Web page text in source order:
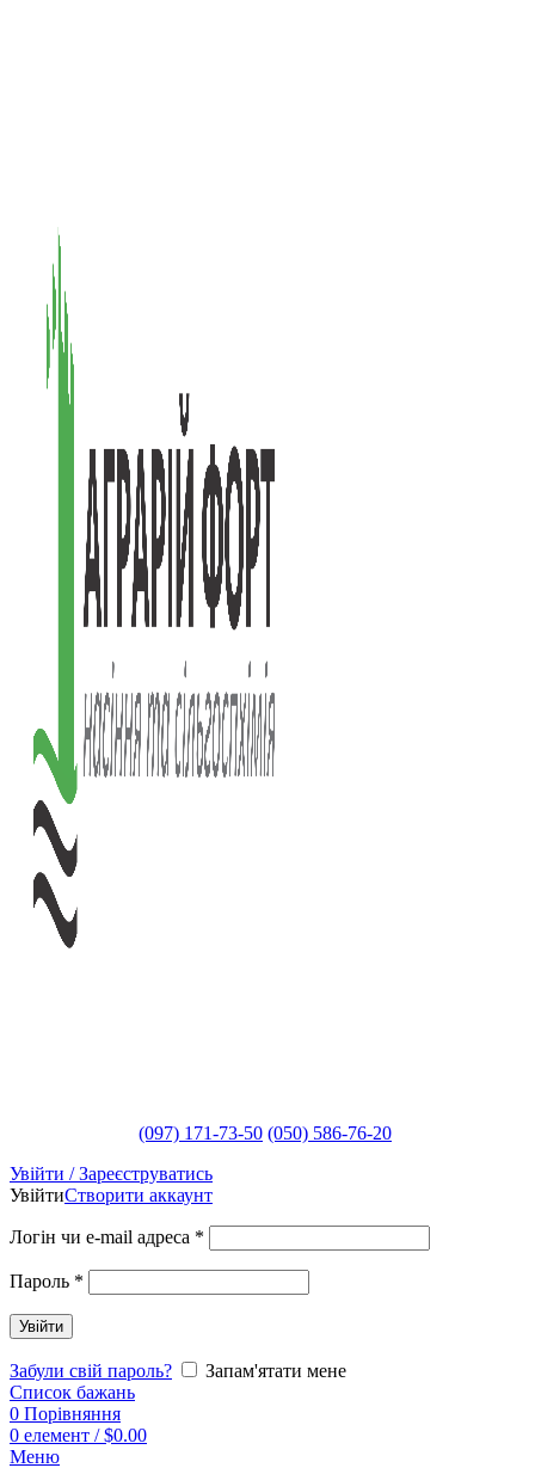
(097) 171-73-50 (050) 586-76-20
Увійти / Зареєструватись
УвійтиСтворити аккаунт
Логін чи e-mail адреса *
Пароль *
Увійти
Забули свій пароль?
Запам'ятати мене
Список бажань
0 Порівняння
0 елемент / $0.00
Меню